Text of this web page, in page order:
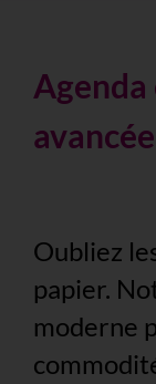
Oubliez
papier.
moderne